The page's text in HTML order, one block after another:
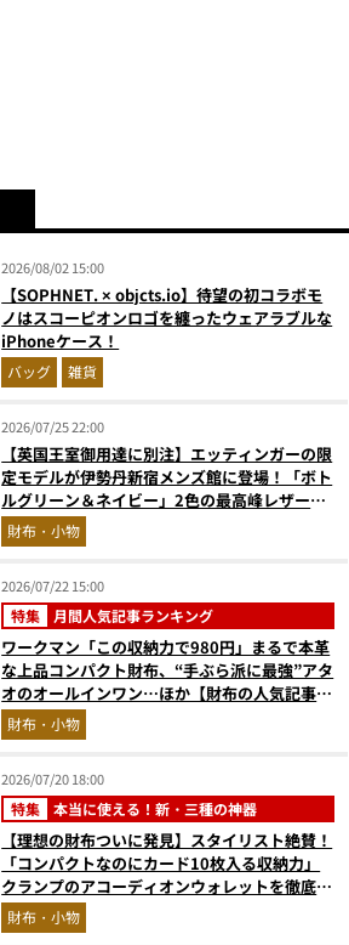
2026/08/02 15:00
【SOPHNET. × objcts.io】待望の初コラボモ
ノはスコーピオンロゴを纏ったウェアラブルな
iPhoneケース！
バッグ 雑貨
2026/07/25 22:00
【英国王室御用達に別注】エッティンガーの限
定モデルが伊勢丹新宿メンズ館に登場！「ボト
ルグリーン＆ネイビー」2色の最高峰レザーグ
ッズに注目
財布・小物
2026/07/22 15:00
特集 月間人気記事ランキング
ワークマン「この収納力で980円」まるで本革
な上品コンパクト財布、“手ぶら派に最強”アタ
オのオールインワン…ほか【財布の人気記事ラ
ンキングベスト3】（2026年6月版）
財布・小物
2026/07/20 18:00
特集 本当に使える！新・三種の神器
【理想の財布ついに発見】スタイリスト絶賛！
「コンパクトなのにカード10枚入る収納力」
クランプのアコーディオンウォレットを徹底レ
ビュー。使い込むほどにツヤが出るプエブロレ
ザーも優秀
財布・小物